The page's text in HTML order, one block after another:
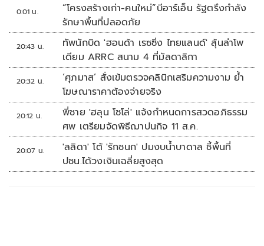
0:01 น.
“โครงสร้างเก่า-คนใหม่”บีอาร์เอ็น รัฐตรึงกำลัง
รักษาพื้นที่ปลอดภัย
20:43 น.
ทัพนักบิด 'ฮอนด้า เรซซิ่ง ไทยแลนด์' ลุ้นล่าโพ
เดียม ARRC สนาม 4 ที่มัลดาลิกา
20:32 น.
‘ศุภมาส’ สั่งเข้มตรวจคลินิกเสริมความงาม ย้ำ
โฆษณาราคาต้องจ่ายจริง
20:12 น.
พี่ชาย 'ฮลุน โซโล่' แจ้งกำหนดการสวดอภิธรรม
ศพ เตรียมจัดพิธีฌาปนกิจ 11 ส.ค.
20:07 น.
'ลลิดา' โต้ 'รักชนก' ปมงบน้ำบาดาล ชี้พื้นที่
ปชน.ได้วงเงินเฉลี่ยสูงสุด